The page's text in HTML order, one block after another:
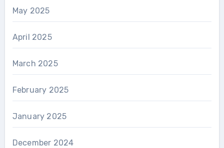
May 2025
April 2025
March 2025
February 2025
January 2025
December 2024